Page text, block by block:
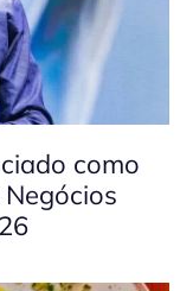
como